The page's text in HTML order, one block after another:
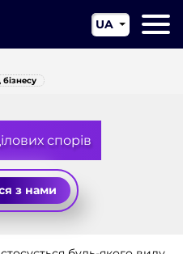
Про нас
Наші послуги
Новини
Юрисдикції
Контакти
UA
EN
спорів
з нами